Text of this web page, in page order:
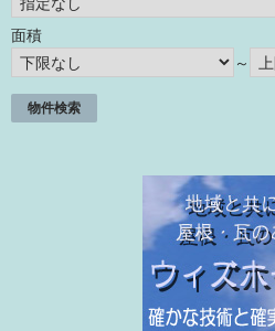
面積
～